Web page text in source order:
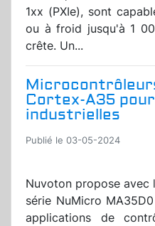
1xx (PXIe), sont
ou à froid jusqu'à 1
crête. Un...
Cortex-A35
industrielles
Publié le 03-05-2024
Nuvoton propose avec
série NuMicro
applications de